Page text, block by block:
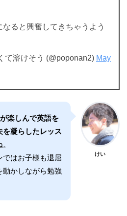
ると興奮してきちゃうよう
て溶けそう (@poponan2) May
楽しんで英語を
を凝らしたレッス
ではお子様も退屈
動かしながら勉強
けい